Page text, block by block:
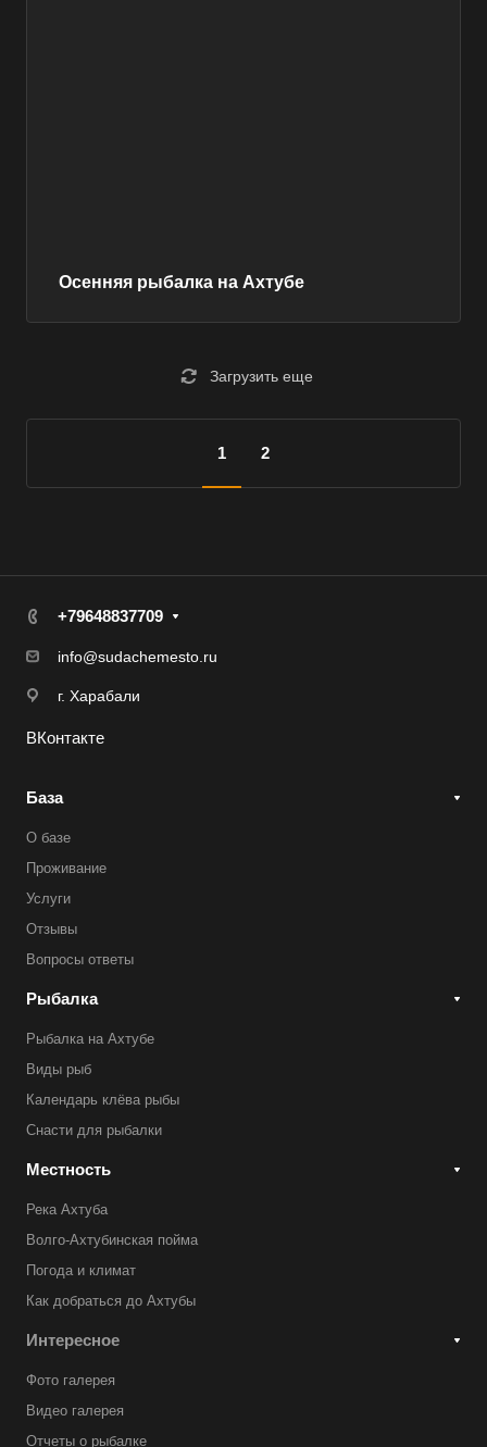
Осенняя рыбалка на Ахтубе
Загрузить еще
1 2
+79648837709
info@sudachemesto.ru
г. Харабали
ВКонтакте
База
О базе
Проживание
Услуги
Отзывы
Вопросы ответы
Рыбалка
Рыбалка на Ахтубе
Виды рыб
Календарь клёва рыбы
Снасти для рыбалки
Местность
Река Ахтуба
Волго-Ахтубинская пойма
Погода и климат
Как добраться до Ахтубы
Интересное
Фото галерея
Видео галерея
Отчеты о рыбалке